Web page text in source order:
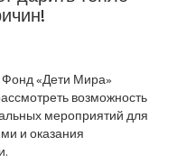
«Дети Мира»
возможность
мероприятий для
и оказания